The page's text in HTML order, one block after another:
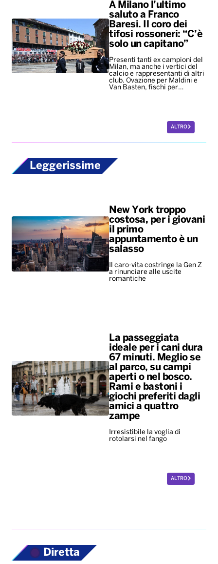
A Milano l’ultimo
saluto a Franco
Baresi. Il coro dei
tifosi rossoneri: “C’è
solo un capitano”
Presenti tanti ex campioni del
Milan, ma anche i vertici del
calcio e rappresentanti di altri
club. Ovazione per Maldini e
Van Basten, fischi per…
ALTRO
Leggerissime
New York troppo
costosa, per i giovani
il primo
appuntamento è un
salasso
Il caro-vita costringe la Gen Z
a rinunciare alle uscite
romantiche
La passeggiata
ideale per i cani dura
67 minuti. Meglio se
al parco, su campi
aperti o nel bosco.
Rami e bastoni i
giochi preferiti dagli
amici a quattro
zampe
Irresistibile la voglia di
rotolarsi nel fango
ALTRO
Diretta